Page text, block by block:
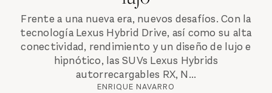
Frente a una nueva era, nuevos desafíos. Con la
tecnología Lexus Hybrid Drive, así como su alta
conectividad, rendimiento y un diseño de lujo e
hipnótico, las SUVs Lexus Hybrids
autorrecargables RX, N...
ENRIQUE NAVARRO